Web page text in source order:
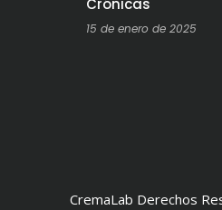
Crónicas
15 de enero de 2025
CremaLab Derechos